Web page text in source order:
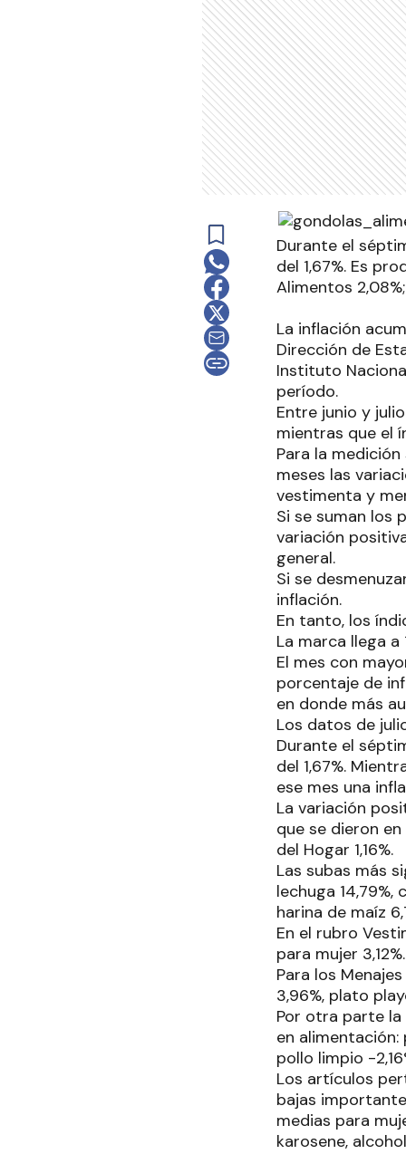
Durante el
del 1,67%. Es
Alimentos
La inflación
Dirección de
Instituto
período.
Entre junio y
mientras que el
Para la
meses las
vestimenta y
Si se suman los
variación
general.
Si se
inflación.
En tanto, los
La marca llega a
El mes con
porcentaje de
en donde más
Los datos de
Durante el
del 1,67%.
ese mes una
La variación
que se dieron
del Hogar 1,16%.
Las subas más
lechuga 14,79%,
harina de maíz
En el rubro
para mujer 3,12%.
Para los
3,96%, plato
Por otra parte la
en alimentación:
pollo limpio -
Los artículos
bajas
medias para
karosene,